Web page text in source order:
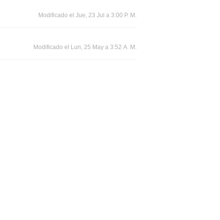
Modificado el Jue, 23 Jul a 3:00 P. M.
Modificado el Lun, 25 May a 3:52 A. M.